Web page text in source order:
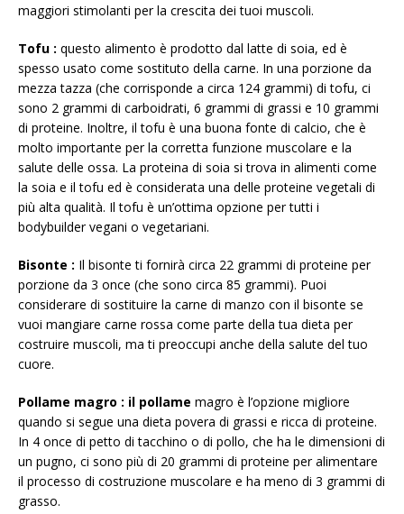
maggiori stimolanti per la crescita dei tuoi muscoli.
Tofu : questo alimento è prodotto dal latte di soia, ed è
spesso usato come sostituto della carne. In una porzione da
mezza tazza (che corrisponde a circa 124 grammi) di tofu, ci
sono 2 grammi di carboidrati, 6 grammi di grassi e 10 grammi
di proteine. Inoltre, il tofu è una buona fonte di calcio, che è
molto importante per la corretta funzione muscolare e la
salute delle ossa. La proteina di soia si trova in alimenti come
la soia e il tofu ed è considerata una delle proteine ​​vegetali di
più alta qualità. Il tofu è un’ottima opzione per tutti i
bodybuilder vegani o vegetariani.
Bisonte : Il bisonte ti fornirà circa 22 grammi di proteine ​​per
porzione da 3 once (che sono circa 85 grammi). Puoi
considerare di sostituire la carne di manzo con il bisonte se
vuoi mangiare carne rossa come parte della tua dieta per
costruire muscoli, ma ti preoccupi anche della salute del tuo
cuore.
Pollame magro : il pollame magro è l’opzione migliore
quando si segue una dieta povera di grassi e ricca di proteine.
In 4 once di petto di tacchino o di pollo, che ha le dimensioni di
un pugno, ci sono più di 20 grammi di proteine ​​per alimentare
il processo di costruzione muscolare e ha meno di 3 grammi di
grasso.